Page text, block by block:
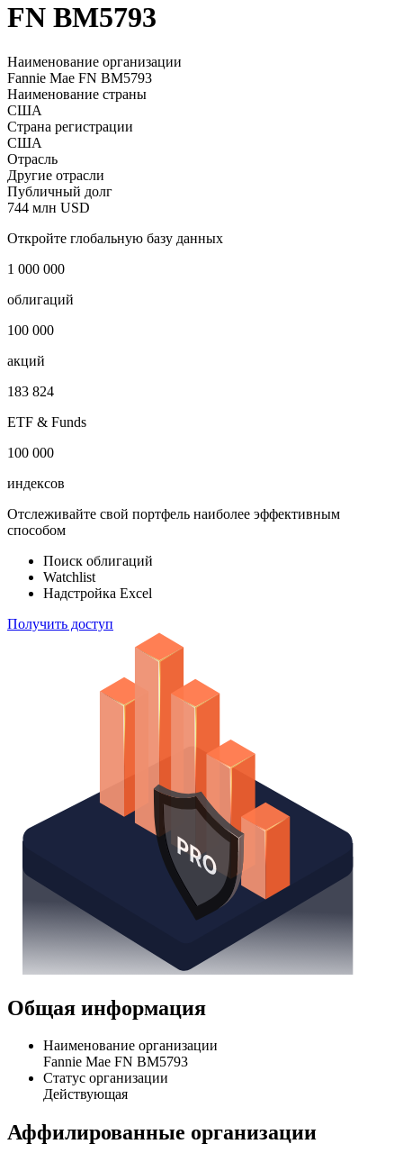
FN BM5793
Наименование организации
Fannie Mae FN BM5793
Наименование страны
США
Страна регистрации
США
Отрасль
Другие отрасли
Публичный долг
744 млн USD
Откройте глобальную базу данных
1 000 000
облигаций
100 000
акций
183 824
ETF & Funds
100 000
индексов
Отслеживайте свой портфель наиболее эффективным
способом
Поиск облигаций
Watchlist
Надстройка Excel
Получить доступ
Общая информация
Наименование организации
Fannie Mae FN BM5793
Статус организации
Действующая
Аффилированные организации